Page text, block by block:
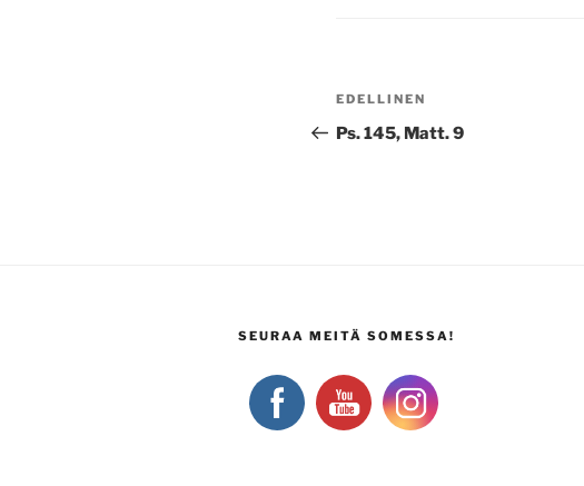
Artikkelien
selaus
Edellinen
artikkeli
EDELLINEN
Ps. 145, Matt. 9
SEURAA MEITÄ SOMESSA!